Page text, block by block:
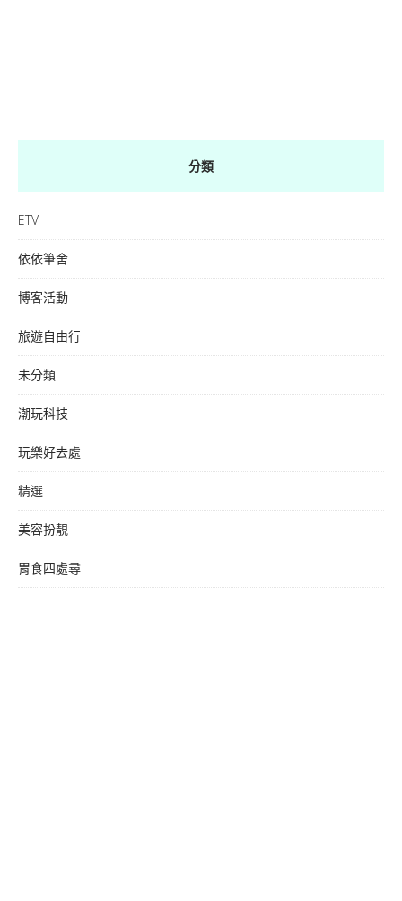
分類
ETV
依依筆舍
博客活動
旅遊自由行
未分類
潮玩科技
玩樂好去處
精選
美容扮靚
胃食四處尋